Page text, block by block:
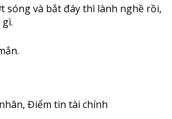
sóng và bắt đáy thì lành nghề rồi,
, Điểm tin tài chính